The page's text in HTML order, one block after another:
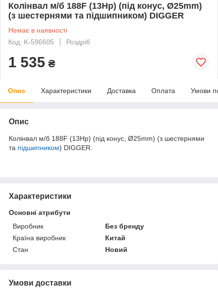
Колінвал м/б 188F (13Hp) (під конус, Ø25mm)
(з шестернями та підшипником) DIGGER
Немає в наявності
Код: K-596605
Роздріб
1 535 ₴
Опис Характеристики Доставка Оплата Умови
Опис
Колінвал м/б 188F (13Hp) (під конус, Ø25mm) (з шестернями
та підшипником) DIGGER.
Характеристики
Основні атрибути
Виробник
Без бренду
Країна виробник
Китай
Стан
Новий
Умови доставки